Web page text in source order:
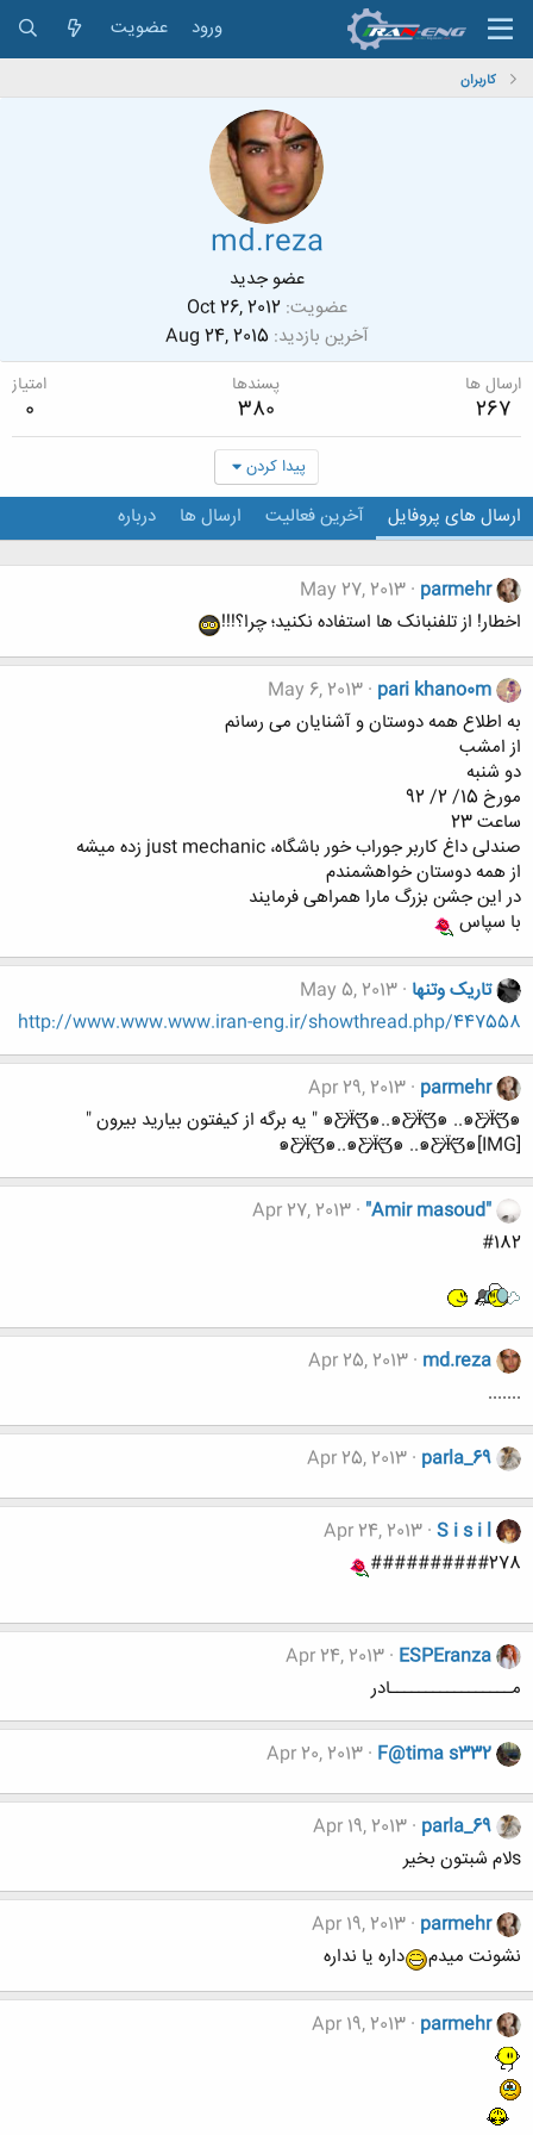
ورود عضویت
کاربران
md.reza
عضو جدید
عضویت Oct 26, 2012
آخرین بازدید Aug 24, 2015
ارسال ها
267
پسندها
380
امتیاز
0
پیدا کردن
ارسال های پروفایل آخرین فعالیت ارسال ها درباره
parmehr
May 27, 2013
اخطار! از تلفنبانک ها استفاده نکنید؛ چرا؟!!!
pari khano0m
May 6, 2013
به اطلاع همه دوستان و آشنایان می رسانم
از امشب
دو شنبه
مورخ 15/ 2/ 92
ساعت 23
صندلی داغ کاربر جوراب خور باشگاه، just mechanic زده میشه
از همه دوستان خواهشمندم
در این جشن بزرگ مارا همراهی فرمایند
با سپاس
تاریک وتنها May 5, 2013
http://www.www.www.iran-eng.ir/showthread.php/447558
parmehr
Apr 29, 2013
๑Ƹ̵̡Ӝ̵̨̄Ʒ๑..๑Ƹ̵̡Ӝ̵̨̄Ʒ๑ ..๑Ƹ̵̡Ӝ̵̨̄Ʒ๑ " یه برگه از کیفتون بیارید بیرون "
๑Ƹ̵̡Ӝ̵̨̄Ʒ๑..๑Ƹ̵̡Ӝ̵̨̄Ʒ๑ ..๑Ƹ̵̡Ӝ̵̨̄Ʒ๑[IMG]
"Amir masoud"
Apr 27, 2013
#182
md.reza
Apr 25, 2013
.......
parla_69
Apr 25, 2013
S i s i l
Apr 24, 2013
##########278
ESPEranza
Apr 24, 2013
مـــــــــــــــــادر
F@tima s332
Apr 20, 2013
parla_69
Apr 19, 2013
sلام شبتون بخیر
parmehr
Apr 19, 2013
نشونت میدم
داره یا نداره
parmehr
Apr 19, 2013